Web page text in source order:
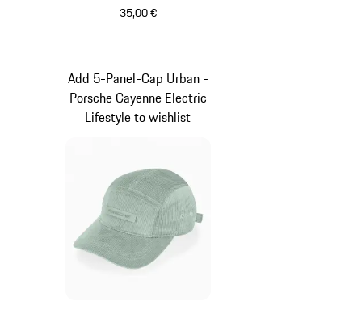
35,00 €
Add 5-Panel-Cap Urban -
Porsche Cayenne Electric
Lifestyle to wishlist